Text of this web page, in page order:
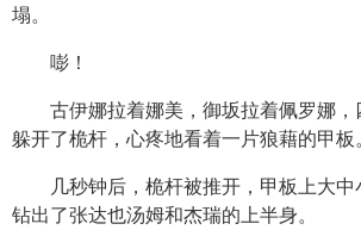
塌。
嘭！
古伊娜拉着娜美，御坂拉着佩罗娜
躲开了桅杆，心疼地看着一片狼藉的甲板
几秒钟后，桅杆被推开，甲板上大中
钻出了张达也汤姆和杰瑞的上半身。